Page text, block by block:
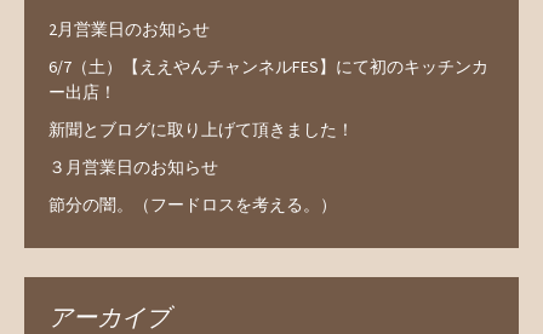
2月営業日のお知らせ
6/7（土）【ええやんチャンネルFES】にて初のキッチンカ
ー出店！
新聞とブログに取り上げて頂きました！
３月営業日のお知らせ
節分の闇。（フードロスを考える。）
アーカイブ